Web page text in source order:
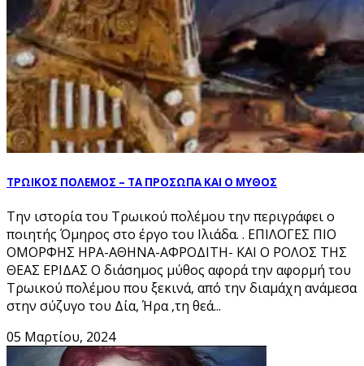
ΤΡΩΙΚΟΣ ΠΟΛΕΜΟΣ – ΤΑ ΠΡΟΣΩΠΑ ΚΑΙ Ο ΜΥΘΟΣ
Την ιστορία του Τρωικού πολέµου την περιγράφει ο
ποιητής Όµηρος στο έργο του Ιλιάδα. . ΕΠΙΛΟΓΕΣ ΠΙΟ
ΟΜΟΡΦΗΣ ΗΡΑ-ΑΘΗΝΑ-ΑΦΡΟΔΙΤΗ- ΚΑΙ Ο ΡΟΛΟΣ ΤΗΣ
ΘΕΑΣ ΕΡΙΔΑΣ Ο διάσημος μύθος αφορά την αφορμή του
Τρωικού πολέμου που ξεκινά, από την διαμάχη ανάμεσα
στην σύζυγο του Δία, Ήρα ,τη θεά...
05 Μαρτίου, 2024